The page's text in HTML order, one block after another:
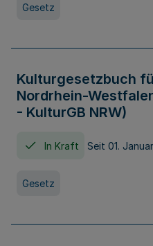
Gesetz
Kulturgesetzbuch
Nordrhein-
- KulturGB NRW)
In Kraft Seit 01.
Gesetz